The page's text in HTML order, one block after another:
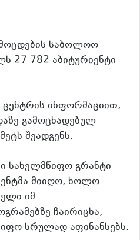
საბოლოო
27 782 აბიტურიენტი
ინფორმაციით,
გამოცხადებულ
შეადგენს.
სახელმწიფო გრანტი
მიიღო, ხოლო
იმ
ჩაირიცხა,
სრულად აფინანსებს.